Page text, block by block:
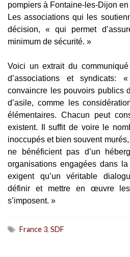
pompiers à Fontaine-les-Dijon
Les associations qui les
décision, « qui permet
minimum de sécurité. »
Voici un extrait du
d’associations et syndicats:
convaincre les pouvoirs publics
d’asile, comme les
élémentaires. Chacun peut
existent. Il suffit de voire le
inoccupés et bien souvent
ne bénéficient pas d’un
organisations engagées dans
exigent qu’un véritable
définir et mettre en œuvre
s’imposent. »
France 3, SDF